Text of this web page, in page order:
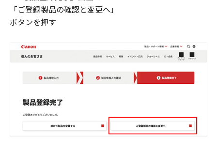
「ご登録製品の確認と変更へ」
ボタンを押す